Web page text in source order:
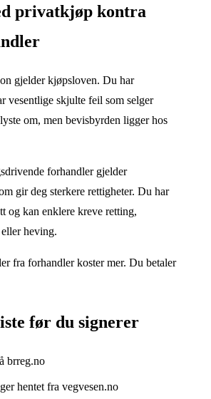
privatkjøp kontra
gjelder kjøpsloven. Du har
vesentlige skjulte feil som selger
om, men bevisbyrden ligger hos
forhandler gjelder
gir deg sterkere rettigheter. Du har
og kan enklere kreve retting,
heving.
fra forhandler koster mer. Du betaler
før du signerer
brreg.no
hentet fra vegvesen.no